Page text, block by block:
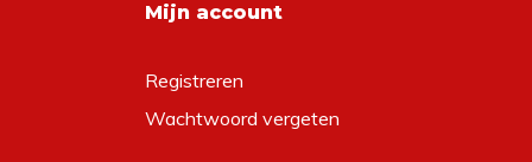
Mijn account
Registreren
Wachtwoord vergeten